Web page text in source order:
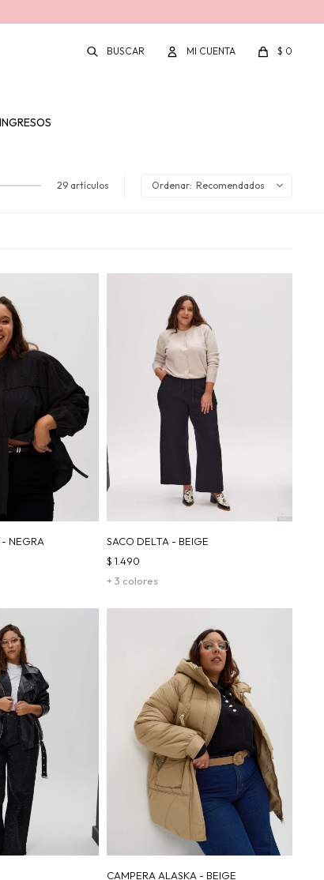
$ 0
29 artículos Recomendados
NEGRA SACO DELTA - BEIGE
+ 3 colores
$ 1.490
CAMPERA ALASKA - BEIGE